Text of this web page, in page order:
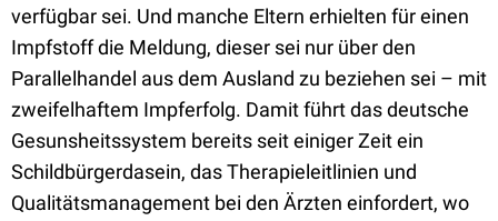
verfügbar sei. Und manche Eltern erhielten für einen
Impfstoff die Meldung, dieser sei nur über den
Parallelhandel aus dem Ausland zu beziehen sei – mit
zweifelhaftem Impferfolg. Damit führt das deutsche
Gesunsheitssystem bereits seit einiger Zeit ein
Schildbürgerdasein, das Therapieleitlinien und
Qualitätsmanagement bei den Ärzten einfordert, wo